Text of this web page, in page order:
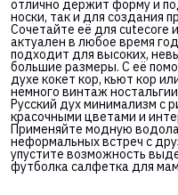
отлично держит форму и
носки, так и для создания
Сочетайте её для cutecore
актуален в любое время
подходит для высоких,
большие размеры. С её
духе кокет кор, кьют кор
немного винтаж
Русский дух минимализм с
красочными цветами и
Применяйте модную
неформальных встреч с
упустите возможность
футболка салфетка для